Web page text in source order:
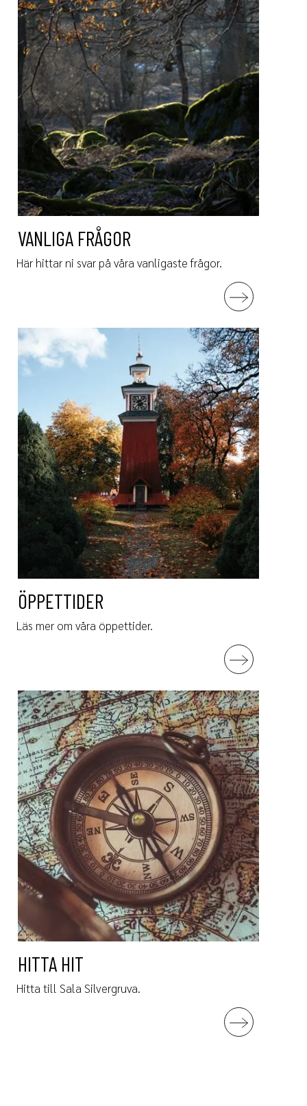
VANLIGA FRÅGOR
Här hittar ni svar på våra vanligaste frågor.
ÖPPETTIDER
Läs mer om våra öppettider.
HITTA HIT
Hitta till Sala Silvergruva.